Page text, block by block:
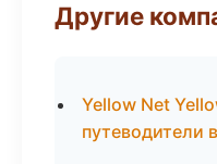
Другие
Yellow Net